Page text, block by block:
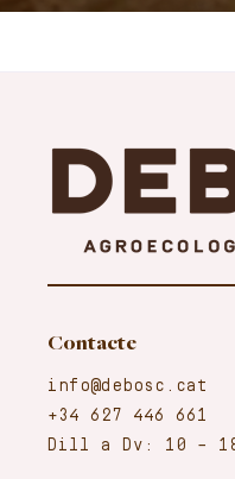
Contacte
info@debosc.cat
+34 627 446 661
Dill a Dv: 10 –